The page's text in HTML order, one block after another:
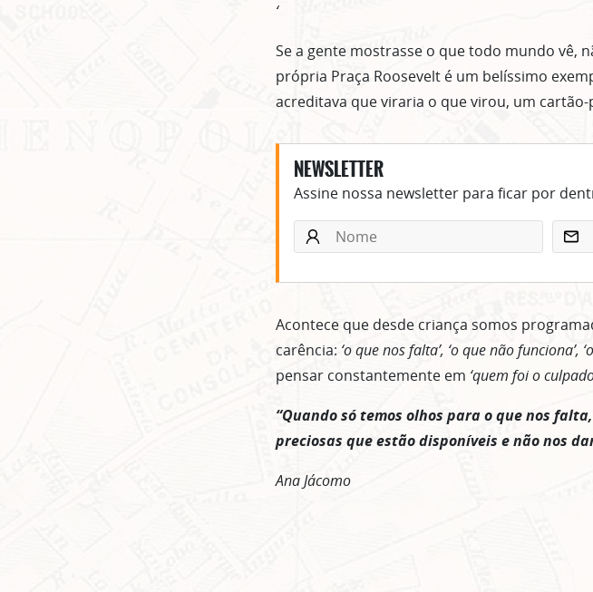
‘
Se a gente mostrasse o que todo mundo vê,
própria Praça Roosevelt é um belíssimo
acreditava que viraria o que virou, um cartão-
NEWSLETTER
Assine nossa newsletter para ficar por
Acontece que desde criança somos
carência: ‘o que nos falta’, ‘o que não funciona’,
pensar constantemente em ‘quem foi o
“Quando só temos olhos para o que nos
preciosas que estão disponíveis e não nos
Ana Jácomo